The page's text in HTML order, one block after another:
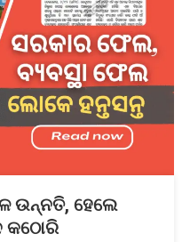
ଉନ୍ନତି, ହେଲେ
କଠୋରି